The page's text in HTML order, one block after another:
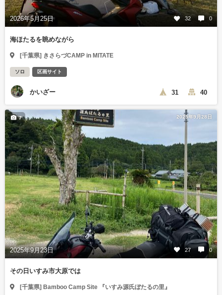
2026年5月25日 32 0
海ほたるを眺めながら
[千葉県] きさらづCAMP in MITATE
ソロ 区画サイト
かいざー 31 40
2025年9月28日
2025年9月23日 27 0
7
その日いすみ市大原では
[千葉県] Bamboo Camp Site 『いすみ源氏ぼたるの里』